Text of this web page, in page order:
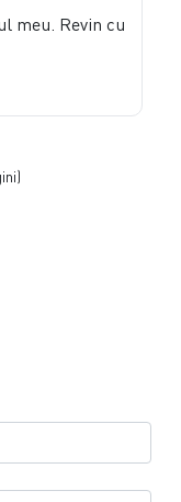
meu. Revin cu